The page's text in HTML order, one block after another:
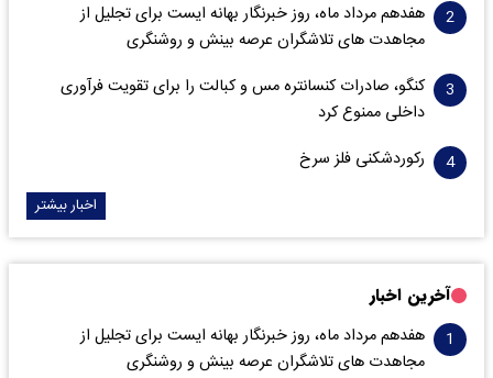
هفدهم مرداد ماه، روز خبرنگار بهانه ایست برای تجلیل از
مجاهدت های تلاشگران عرصه بینش و روشنگری
کنگو، صادرات کنسانتره مس و کبالت را برای تقویت فرآوری
داخلی ممنوع کرد
رکوردشکنی فلز سرخ
اخبار بیشتر
آخرین اخبار
هفدهم مرداد ماه، روز خبرنگار بهانه ایست برای تجلیل از
مجاهدت های تلاشگران عرصه بینش و روشنگری